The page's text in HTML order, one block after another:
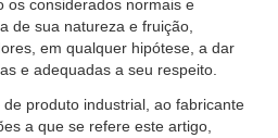
os considerados normais e
de sua natureza e fruição,
em qualquer hipótese, a dar
e adequadas a seu respeito.
de produto industrial, ao fabricante
a que se refere este artigo,